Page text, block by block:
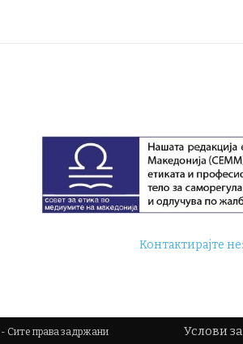
Контактирајте
Услови
Сите права задржани